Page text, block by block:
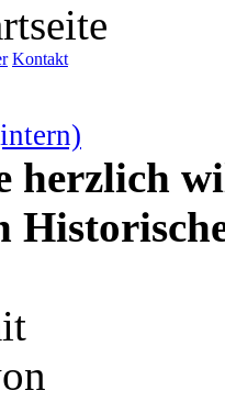
Kontakt
herzlich